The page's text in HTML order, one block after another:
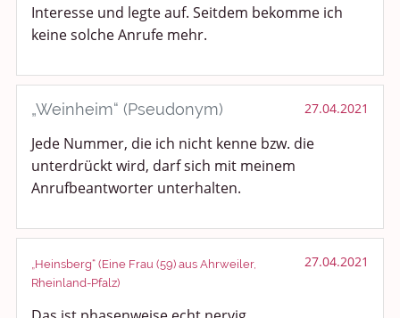
Interesse und legte auf. Seitdem bekomme ich
keine solche Anrufe mehr.
„Weinheim“ (Pseudonym) 27.04.2021
Jede Nummer, die ich nicht kenne bzw. die
unterdrückt wird, darf sich mit meinem
Anrufbeantworter unterhalten.
„Heinsberg“ (Eine Frau (59) aus Ahrweiler,
Rheinland-Pfalz)
27.04.2021